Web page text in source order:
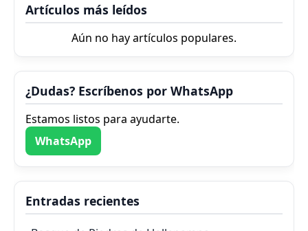
Artículos más leídos
Aún no hay artículos populares.
¿Dudas? Escríbenos por WhatsApp
Estamos listos para ayudarte.
WhatsApp
Entradas recientes